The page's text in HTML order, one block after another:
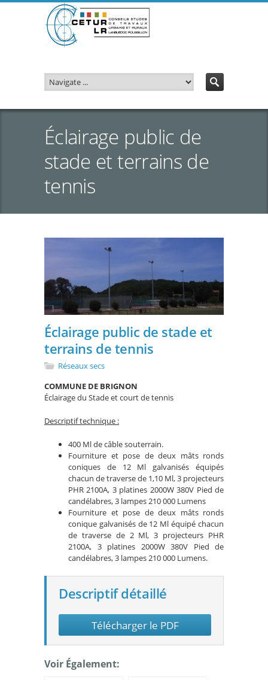
Éclairage public de
stade et terrains de
tennis
Éclairage public de stade et
terrains de tennis
Réseaux secs
COMMUNE DE BRIGNON
Éclairage du Stade et court de tennis
Descriptif technique :
400 Ml de câble souterrain.
Fourniture et pose de deux mâts ronds
coniques de 12 Ml galvanisés équipés
chacun de traverse de 1,10 Ml, 3 projecteurs
PHR 2100A, 3 platines 2000W 380V Pied de
candélabres, 3 lampes 210 000 Lumens
Fourniture et pose de deux mâts ronds
conique galvanisés de 12 Ml équipé chacun
de traverse de 2 Ml, 3 projecteurs PHR
2100A, 3 platines 2000W 380V Pied de
candélabres, 3 lampes 210 000 Lumens.
Descriptif détaillé
Télécharger le PDF
Voir Également: